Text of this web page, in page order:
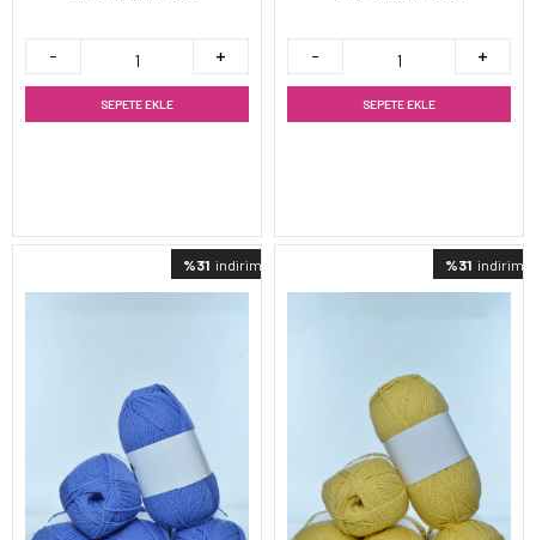
SEPETE EKLE SEPETE EKLE
%31 indirimli %31 indirimli